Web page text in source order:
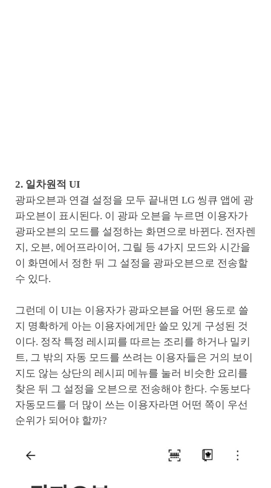
2. 일차원적 UI
광파오븐과 연결 설정을 모두 끝내면 LG 씽큐 앱에 광
파오븐이 표시된다. 이 광파 오븐을 누르면 이용자가
광파오븐의 모드를 설정하는 화면으로 바뀐다. 전자렌
지, 오븐, 에어프라이어, 그릴 등 4가지 모드와 시간을
이 화면에서 정한 뒤 그 설정을 광파오븐으로 전송할
수 있다.
그런데 이 UI는 이용자가 광파오븐을 어떤 용도로 쓸
지 명확하게 아는 이용자에게만 쓸모 있게 구성된 것
이다. 정작 특정 레시피를 따르는 조리를 하거나 밀키
트, 그 밖의 자동 모드를 쓰려는 이용자들은 거의 보이
지도 않는 상단의 레시피 메뉴를 눌러 비슷한 요리를
찾은 뒤 그 설정을 오븐으로 전송해야 한다. 수동보다
자동모드를 더 많이 쓰는 이용자라면 어떤 쪽이 우선
순위가 되어야 할까?